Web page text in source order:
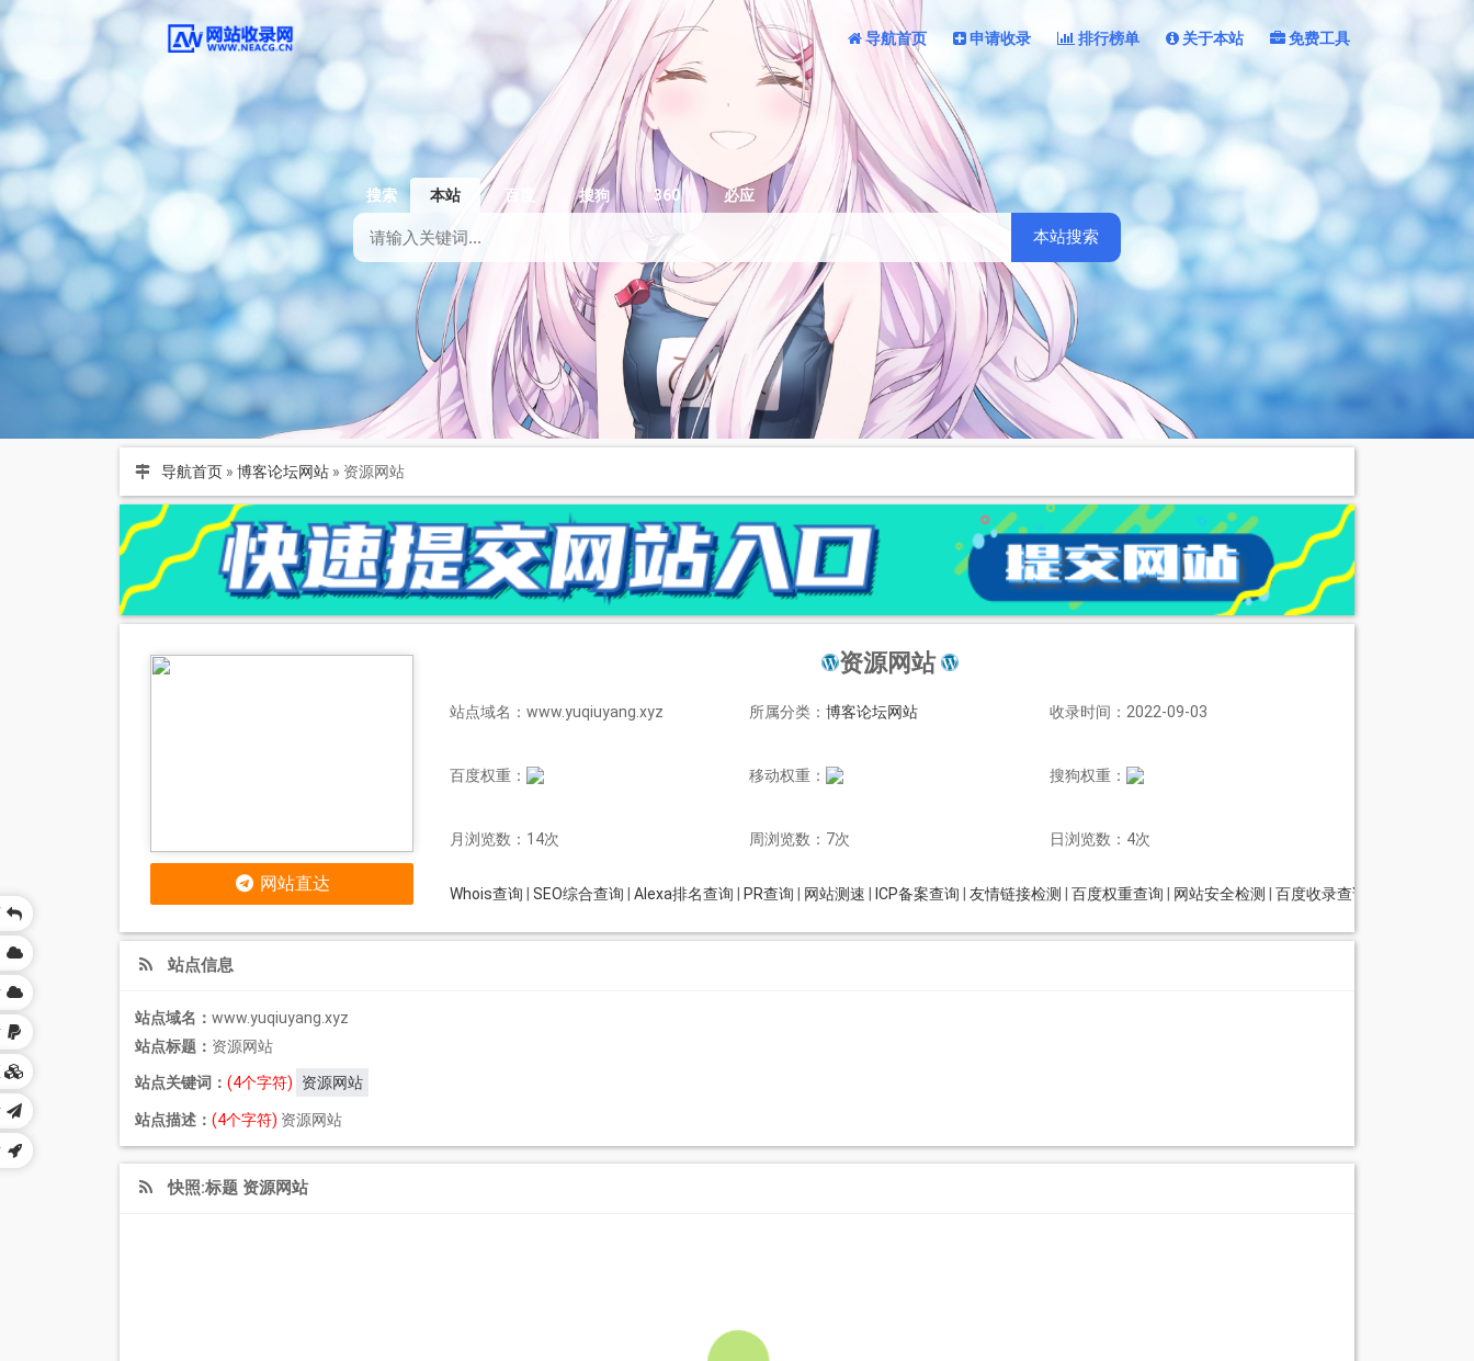
导航首页 申请收录 排行榜单 关于本站 免费工具
搜索 本站 百度 搜狗 360 必应
本站搜索
导航首页» 博客论坛网站» 资源网站
资源网站
站点域名：www.yuqiuyang.xyz 所属分类：博客论坛网站 收录时间：2022-09-03
百度权重： 移动权重： 搜狗权重：
月浏览数：14次 周浏览数：7次 日浏览数：4次
Whois查询 SEO综合查询 Alexa排名查询 PR查询 网站测速 ICP备案查询 友情链接检测 百度权重查询 网站安全检测 百度收录查询
网站直达
站点信息
站点域名： www.yuqiuyang.xyz
站点标题： 资源网站
站点关键词： (4个字符) 资源网站
站点描述： (4个字符) 资源网站
快照:标题 资源网站